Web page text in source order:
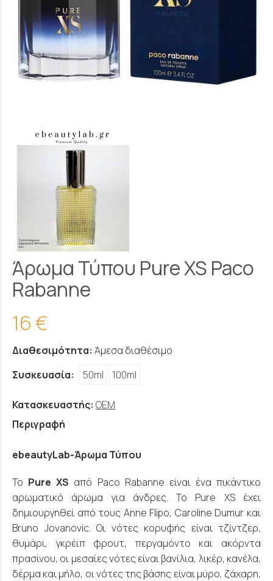
Άρωμα Τύπου Pure XS Paco
Rabanne
16 €
Διαθεσιμότητα: Άμεσα διαθέσιμο
Συσκευασία:
50ml 100ml
Κατασκευαστής: OEM
Περιγραφή
ebeautyLab-Άρωμα Τύπου
Το Pure XS από Paco Rabanne είναι ένα πικάντικο
αρωματικό άρωμα για άνδρες. Το Pure XS έχει
δημιουργηθεί από τους Anne Flipo, Caroline Dumur και
Bruno Jovanovic. Οι νότες κορυφής είναι τζίντζερ,
θυμάρι, γκρέιπ φρουτ, περγαμόντο και ακόρντα
πρασίνου, οι μεσαίες νότες είναι βανίλια, λικέρ, κανέλα,
δέρμα και μήλο, οι νότες της βάσης είναι μύρο, ζάχαρη,